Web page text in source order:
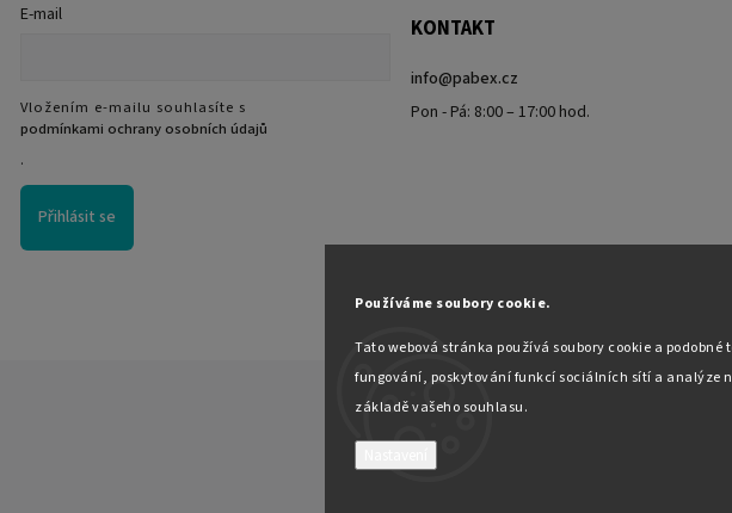
Používáme soubory cookie.
Tato webová stránka používá soubory cookie a
fungování, poskytování funkcí sociálních sítí a analýze
základě vašeho souhlasu.
E-mail
Vložením e-mailu souhlasíte s
podmínkami ochrany osobních údajů
.
Přihlásit se
KONTAKT
info@pabex.cz
Pon - Pá: 8:00 – 17:00 hod.